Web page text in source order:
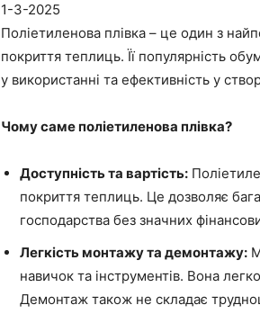
1-3-2025
Поліетиленова плівка – це один з
покриття теплиць. Її популярність
у використанні та ефективність у
Чому саме поліетиленова плівка?
Доступність та вартість:
покриття теплиць. Це дозволяє
господарства без значних
Легкість монтажу та демонтажу:
навичок та інструментів. Вона
Демонтаж також не складає